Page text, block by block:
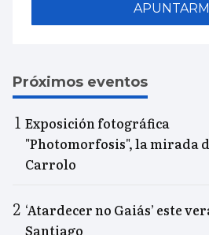
Próximos eventos
Exposición fotográfica
"Photomorfosis", la mirada
Carrolo
‘Atardecer no Gaiás’ este
Santiago